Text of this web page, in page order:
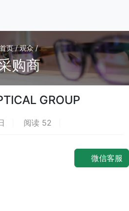
首页 / 观众 /
购商
GROUP
阅读 52
微信客服